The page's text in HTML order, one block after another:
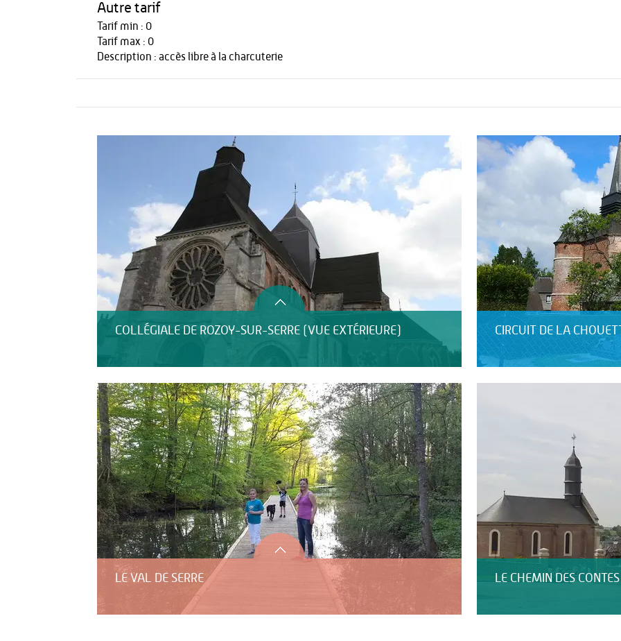
Autre tarif
Tarif min : 0
Tarif max : 0
Description : accès libre à la charcuterie
COLLÉGIALE DE ROZOY-SUR-SERRE (VUE EXTÉRIEURE) CIRCUIT DE LA
LE VAL DE SERRE LE CHEMIN DES CONTES